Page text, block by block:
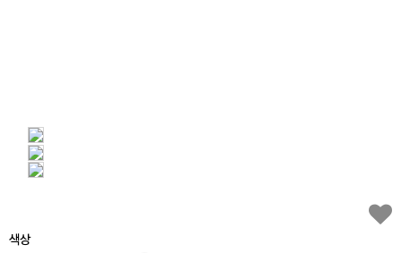
색상